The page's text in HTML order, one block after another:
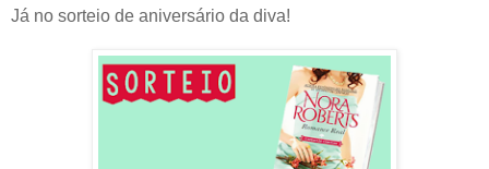
Já no sorteio de aniversário da diva!